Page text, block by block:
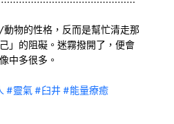
物的性格，反而是幫忙清走那
」的阻礙。迷霧撥開了，便會
中多很多。
#靈氣#臼井#能量療癒